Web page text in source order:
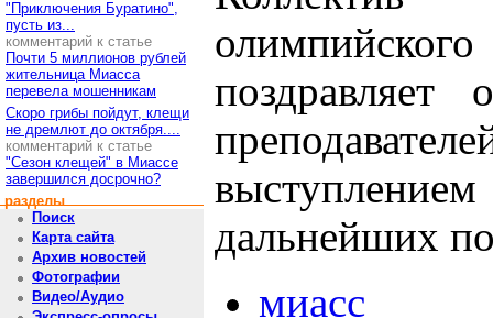
"Приключения Буратино",
пусть из...
комментарий к статье
Почти 5 миллионов рублей
жительница Миасса
перевела мошенникам
Скоро грибы пойдут, клещи
не дремлют до октября....
комментарий к статье
"Сезон клещей" в Миассе
завершился досрочно?
разделы
Поиск
Карта сайта
Архив новостей
Фотографии
Видео/Аудио
поздравляет
выступлением
дальнейших
миасс